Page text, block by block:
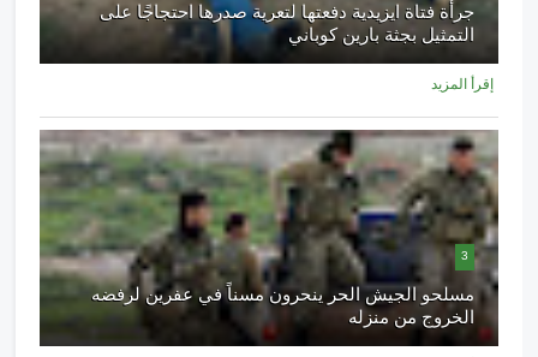
جرأة فتاة ايزيدية دفعتها لتعرية صدرها احتجاجًا على
التمثيل بجثة بارين كوباني
إقرأ المزيد
3
مسلحو الجيش الحر ينحرون مسناً في عفرين لرفضه
الخروج من منزله